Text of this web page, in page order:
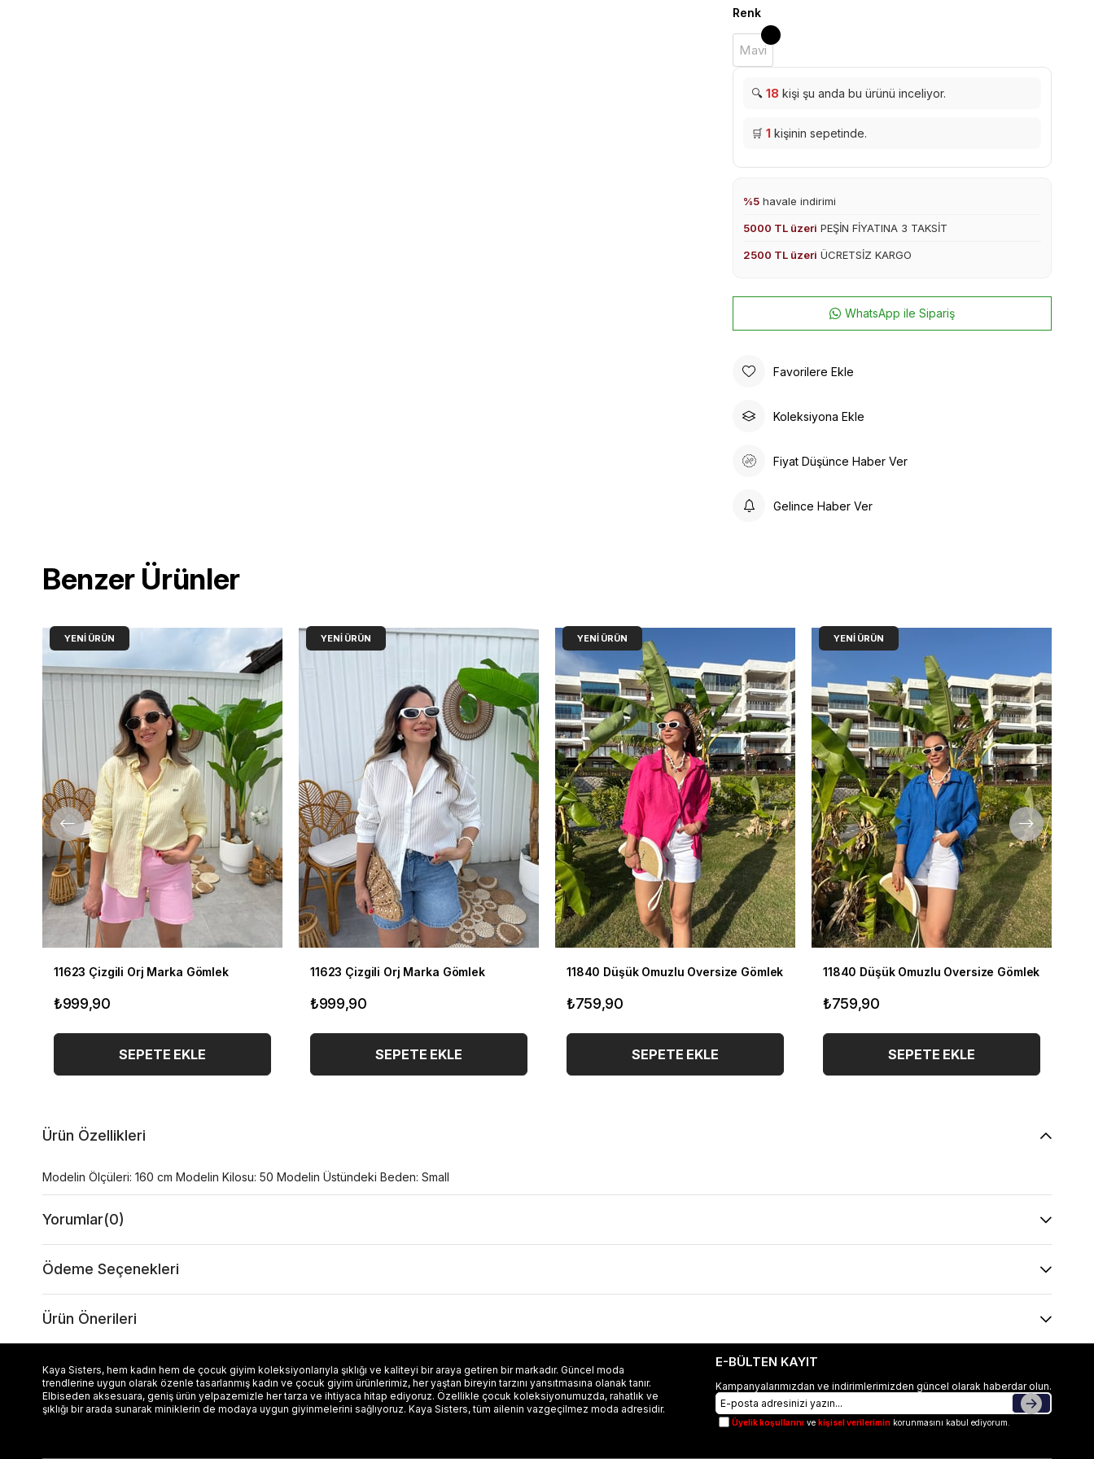
Renk
Mavi
🔍18 kişi şu anda bu ürünü inceliyor.
🛒1 kişinin sepetinde.
%5 havale indirimi
5000 TL üzeri PEŞİN FİYATINA 3 TAKSİT
2500 TL üzeri ÜCRETSİZ KARGO
WhatsApp ile Sipariş
Favorilere Ekle
Koleksiyona Ekle
Fiyat Düşünce Haber Ver
Gelince Haber Ver
Benzer Ürünler
11623 Çizgili Orj Marka Gömlek
₺999,90
SEPETE EKLE
YENI ÜRÜN
11623 Çizgili Orj Marka Gömlek
₺999,90
SEPETE EKLE
YENI ÜRÜN
11840 Düşük Omuzlu Oversize Gömlek
₺759,90
SEPETE EKLE
YENI ÜRÜN
11840 Düşük Omuzlu Oversize Gömlek
₺759,90
SEPETE EKLE
YENI ÜRÜN
Ürün Özellikleri
Modelin Ölçüleri: 160 cm Modelin Kilosu: 50 Modelin Üstündeki Beden: Small
Yorumlar(0)
Ödeme Seçenekleri
Ürün Önerileri
Kaya Sisters, hem kadın hem de çocuk giyim koleksiyonlarıyla şıklığı ve kaliteyi bir araya getiren bir markadır. Güncel moda
trendlerine uygun olarak özenle tasarlanmış kadın ve çocuk giyim ürünlerimiz, her yaştan bireyin tarzını yansıtmasına olanak tanır.
Elbiseden aksesuara, geniş ürün yelpazemizle her tarza ve ihtiyaca hitap ediyoruz. Özellikle çocuk koleksiyonumuzda, rahatlık ve
şıklığı bir arada sunarak miniklerin de modaya uygun giyinmelerini sağlıyoruz. Kaya Sisters, tüm ailenin vazgeçilmez moda adresidir.
E-BÜLTEN KAYIT
Kampanyalarımızdan ve indirimlerimizden güncel olarak haberdar olun.
Üyelik koşullarınıve kişisel verileriminkorunmasını kabul ediyorum.